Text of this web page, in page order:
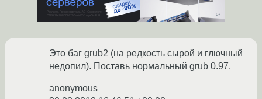
Это баг grub2 (на редкость сырой и глючный
недопил). Поставь нормальный grub 0.97.
anonymous